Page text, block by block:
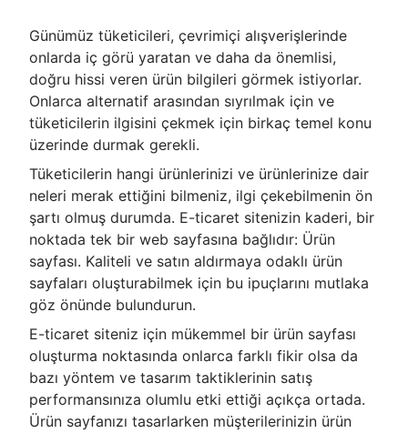
Günümüz tüketicileri, çevrimiçi alışverişlerinde
onlarda iç görü yaratan ve daha da önemlisi,
doğru hissi veren ürün bilgileri görmek istiyorlar.
Onlarca alternatif arasından sıyrılmak için ve
tüketicilerin ilgisini çekmek için birkaç temel konu
üzerinde durmak gerekli.
Tüketicilerin hangi ürünlerinizi ve ürünlerinize dair
neleri merak ettiğini bilmeniz, ilgi çekebilmenin ön
şartı olmuş durumda. E-ticaret sitenizin kaderi, bir
noktada tek bir web sayfasına bağlıdır: Ürün
sayfası. Kaliteli ve satın aldırmaya odaklı ürün
sayfaları oluşturabilmek için bu ipuçlarını mutlaka
göz önünde bulundurun.
E-ticaret siteniz için mükemmel bir ürün sayfası
oluşturma noktasında onlarca farklı fikir olsa da
bazı yöntem ve tasarım taktiklerinin satış
performansınıza olumlu etki ettiği açıkça ortada.
Ürün sayfanızı tasarlarken müşterilerinizin ürün